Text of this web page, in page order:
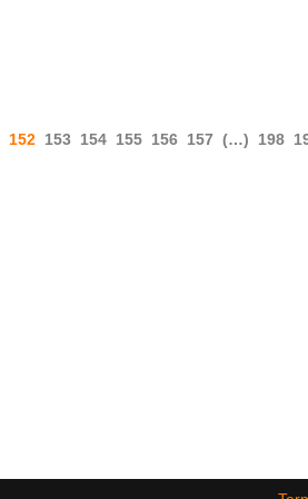
152 153 154 155 156 157 (…) 198